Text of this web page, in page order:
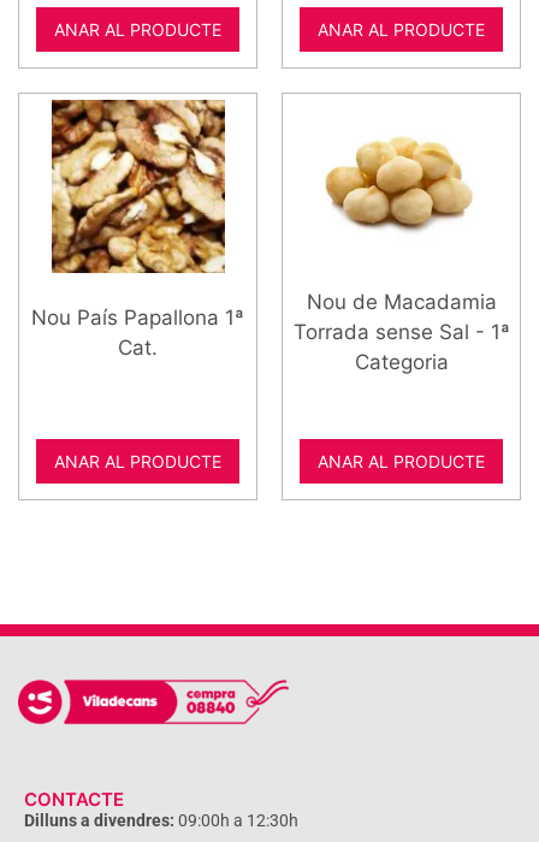
ANAR AL PRODUCTE ANAR AL PRODUCTE
Nou País Papallona 1ª
Cat.
ANAR AL PRODUCTE
Nou de Macadamia
Torrada sense Sal - 1ª
Categoria
ANAR AL PRODUCTE
CONTACTE
Dilluns a divendres: 09:00h a 12:30h